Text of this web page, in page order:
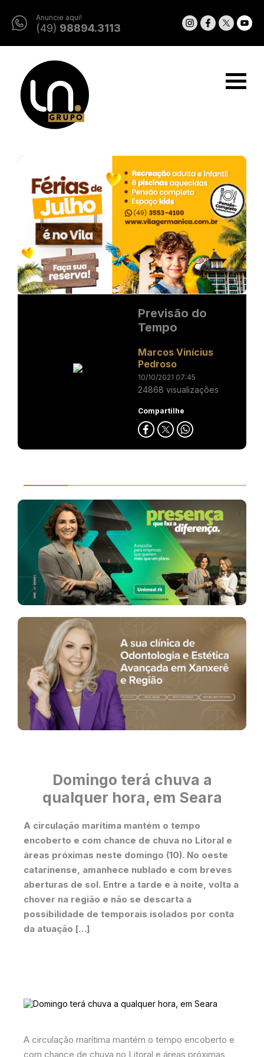
Anuncie aqui!
(49) 98894.3113
Previsão do
Tempo
Marcos Vinícius
Pedroso
10/10/2021 07:45
24868 visualizações
Compartilhe
Domingo terá chuva a
qualquer hora, em Seara
A circulação marítima mantém o tempo
encoberto e com chance de chuva no Litoral e
áreas próximas neste domingo (10). No oeste
catarinense, amanhece nublado e com breves
aberturas de sol. Entre a tarde e à noite, volta a
chover na região e não se descarta a
possibilidade de temporais isolados por conta
da atuação […]
A circulação marítima mantém o tempo encoberto e
com chance de chuva no Litoral e áreas próximas